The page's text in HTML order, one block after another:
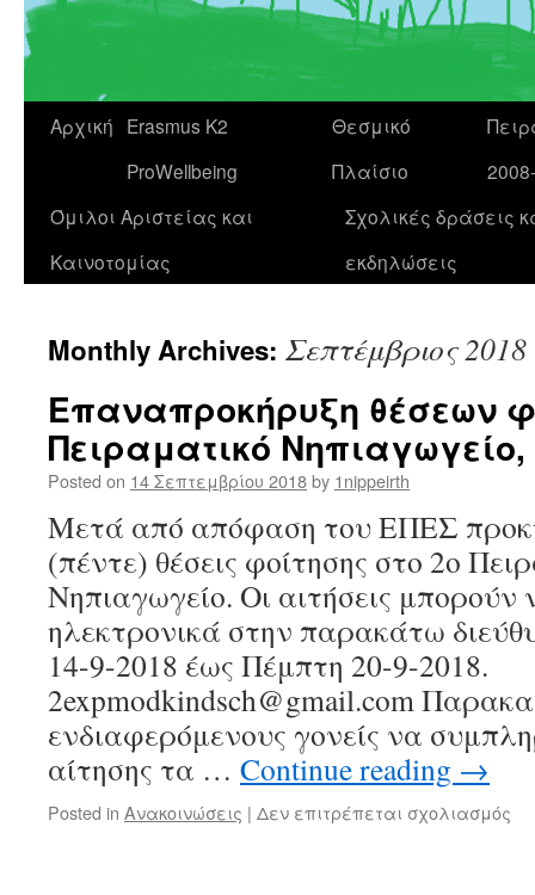
Αρχική Erasmus K2
ProWellbeing
Θεσμικό
Πλαίσιο
Όμιλοι Αριστείας και
Καινοτομίας
Σχολικές δράσεις
εκδηλώσεις
Monthly Archives: Σεπτέμβριος 2018
Επαναπροκήρυξη θέσεων
Πειραματικό
Posted on 14 Σεπτεμβρίου 2018by 1nippeirth
Μετά από απόφαση του ΕΠΕΣ
(πέντε) θέσεις φοίτησης στο 2ο
Νηπιαγωγείο. Οι αιτήσεις
ηλεκτρονικά στην παρακάτω
14-9-2018 έως Πέμπτη 20-9-2018.
2expmodkindsch@gmail.com
ενδιαφερόμενους γονείς να
αίτησης τα … Continue reading →
Posted in Ανακοινώσεις | Δεν επιτρέπεται σχολιασμός